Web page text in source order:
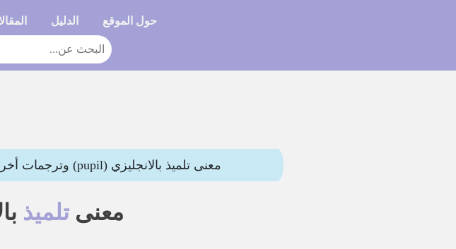
حول الموقع الدليل
معنى تلميذ بالانجليزي (pupil) وترجمات أخرى. هذه المقالة تحتوي النطق وأمثلة لتوضيح المعنى
معنىتلميذ